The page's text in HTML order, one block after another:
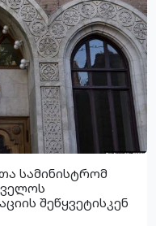
სამინისტრომ
შეწყვეტისკენ